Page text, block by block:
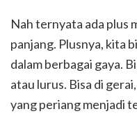
Nah ternyata ada plus
panjang. Plusnya, kita
dalam berbagai gaya.
atau lurus. Bisa di
yang periang menjadi